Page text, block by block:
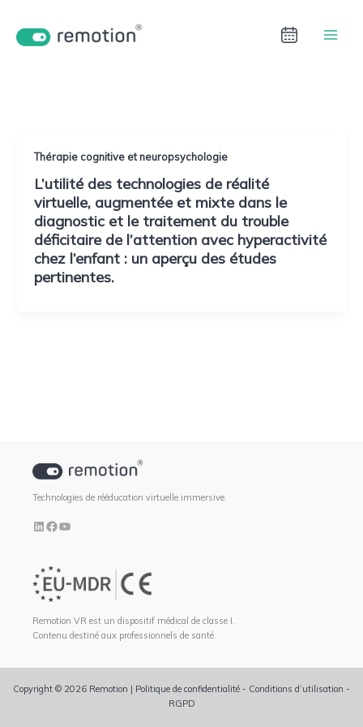
contenuCognitive Assessment
Thérapie cognitive et neuropsychologie
L’utilité des technologies de réalité
virtuelle, augmentée et mixte dans le
diagnostic et le traitement du trouble
déficitaire de l’attention avec hyperactivité
chez l’enfant : un aperçu des études
pertinentes.
Technologies de rééducation virtuelle immersive.
Remotion VR est un dispositif médical de classe I.
Contenu destiné aux professionnels de santé.
Copyright © 2026 Remotion | Politique de confidentialité - Conditions d’utilisation -
RGPD